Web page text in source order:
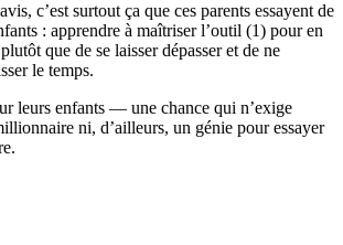
c’est surtout ça que ces parents essayent de
: apprendre à maîtriser l’outil (1) pour en
que de se laisser dépasser et de ne
le temps.
leurs enfants — une chance qui n’exige
ni, d’ailleurs, un génie pour essayer